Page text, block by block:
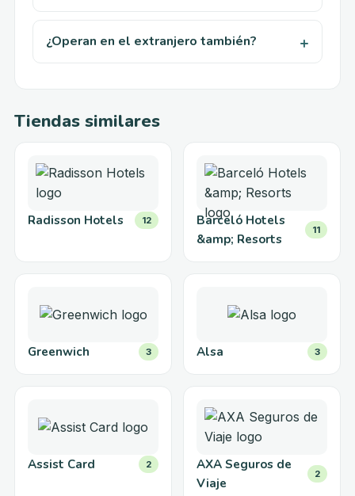
¿Operan en el extranjero también?
Tiendas similares
Radisson Hotels 12
Barceló Hotels
&amp; Resorts
11
Greenwich 3 Alsa 3
Assist Card 2
AXA Seguros de
Viaje
2